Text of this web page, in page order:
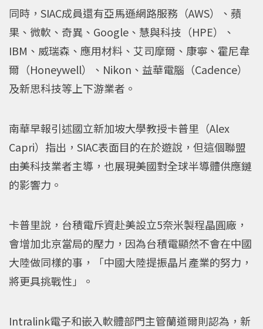
同時，SIAC成員還有亞馬遜網路服務（AWS）、蘋
果、微軟、奇異、Google、慧與科技（HPE）、
IBM、威瑞森、應用材料、艾司摩爾、康寧、霍尼韋
爾（Honeywell）、Nikon、益華電腦（Cadence）
及新思科技等上下游業者。
南華早報引述國立新加坡大學教授卡普里（Alex
Capri）指出，SIAC表面目的在於遊說，但這個聯盟
由美科技業者主導，也展現美國對全球半導體供應鏈
的影響力。
卡普里說，台積電斥資赴美設立5奈米製程晶圓廠，
會增加北京當局的壓力，因為台積電顯然不會在中國
大陸做同樣的事，「中國大陸提振晶片產業的努力，
將更具挑戰性」。
Intralink電子和嵌入軟體部門主管蘭道爾則認為，新